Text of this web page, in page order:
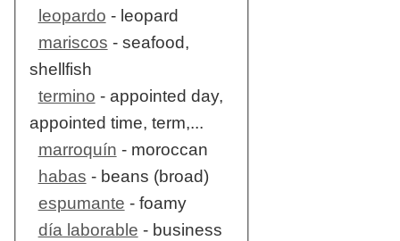
leopardo - leopard
mariscos - seafood,
shellfish
termino - appointed day,
appointed time, term,...
marroquín - moroccan
habas - beans (broad)
espumante - foamy
día laborable - business